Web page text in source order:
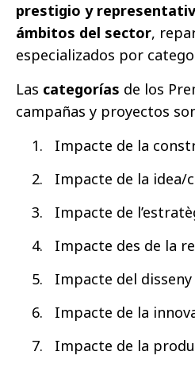
prestigio y
ámbitos del sector,
especializados por
Las categorías de los
campañas y proyectos
Impacte de la
Impacte de la idea/
Impacte de
Impacte des de la
Impacte del disseny
Impacte de la
Impacte de la